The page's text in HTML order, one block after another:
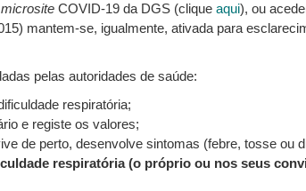
microsite COVID-19 da DGS (clique aqui), ou
mantem-se, igualmente, ativada para
pelas autoridades de saúde:
respiratória;
e registe os valores;
de perto, desenvolve sintomas (febre, tosse ou
respiratória (o próprio ou nos seus